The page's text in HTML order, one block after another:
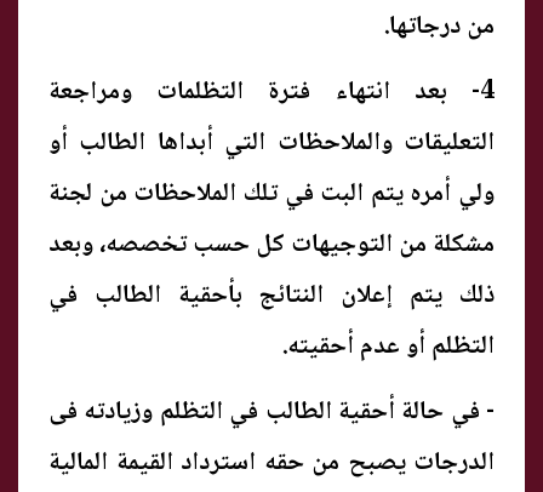
من درجاتها.
4- بعد انتهاء فترة التظلمات ومراجعة
التعليقات والملاحظات التي أبداها الطالب أو
ولي أمره يتم البت في تلك الملاحظات من لجنة
مشكلة من التوجيهات كل حسب تخصصه، وبعد
ذلك يتم إعلان النتائج بأحقية الطالب في
التظلم أو عدم أحقيته.
- في حالة أحقية الطالب في التظلم وزيادته فى
الدرجات يصبح من حقه استرداد القيمة المالية